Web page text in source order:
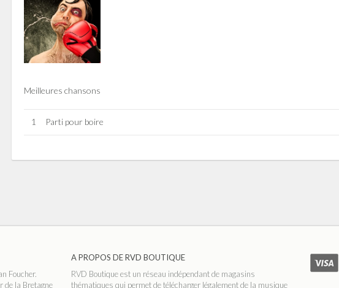
Meilleures chansons
1 Parti pour boire
Foucher.
de la Bretagne
A PROPOS DE RVD BOUTIQUE
RVD Boutique est un réseau indépendant de magasins
thématiques qui permet de télécharger légalement de la musique